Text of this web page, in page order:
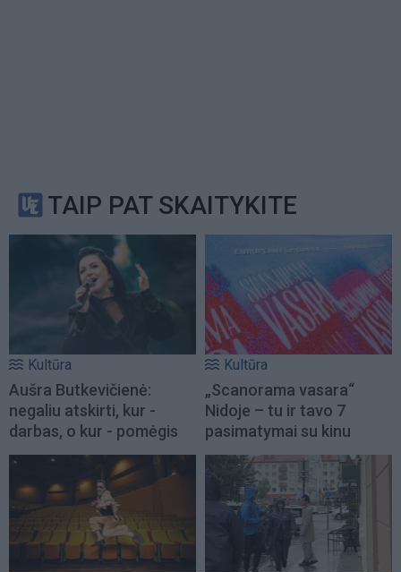
TAIP PAT SKAITYKITE
Kultūra
Aušra Butkevičienė:
negaliu atskirti, kur -
darbas, o kur - pomėgis
Kultūra
„Scanorama vasara“
Nidoje – tu ir tavo 7
pasimatymai su kinu